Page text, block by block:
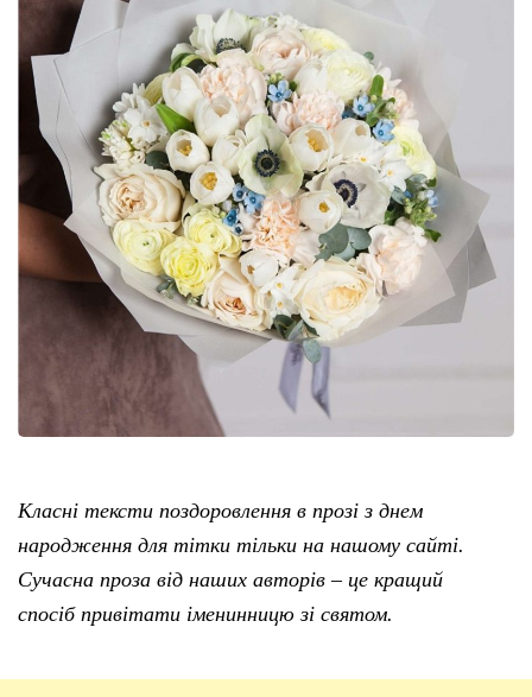
Класні тексти поздоровлення в прозі з днем
народження для тітки тільки на нашому сайті.
Сучасна проза від наших авторів – це кращий
спосіб привітати іменинницю зі святом.